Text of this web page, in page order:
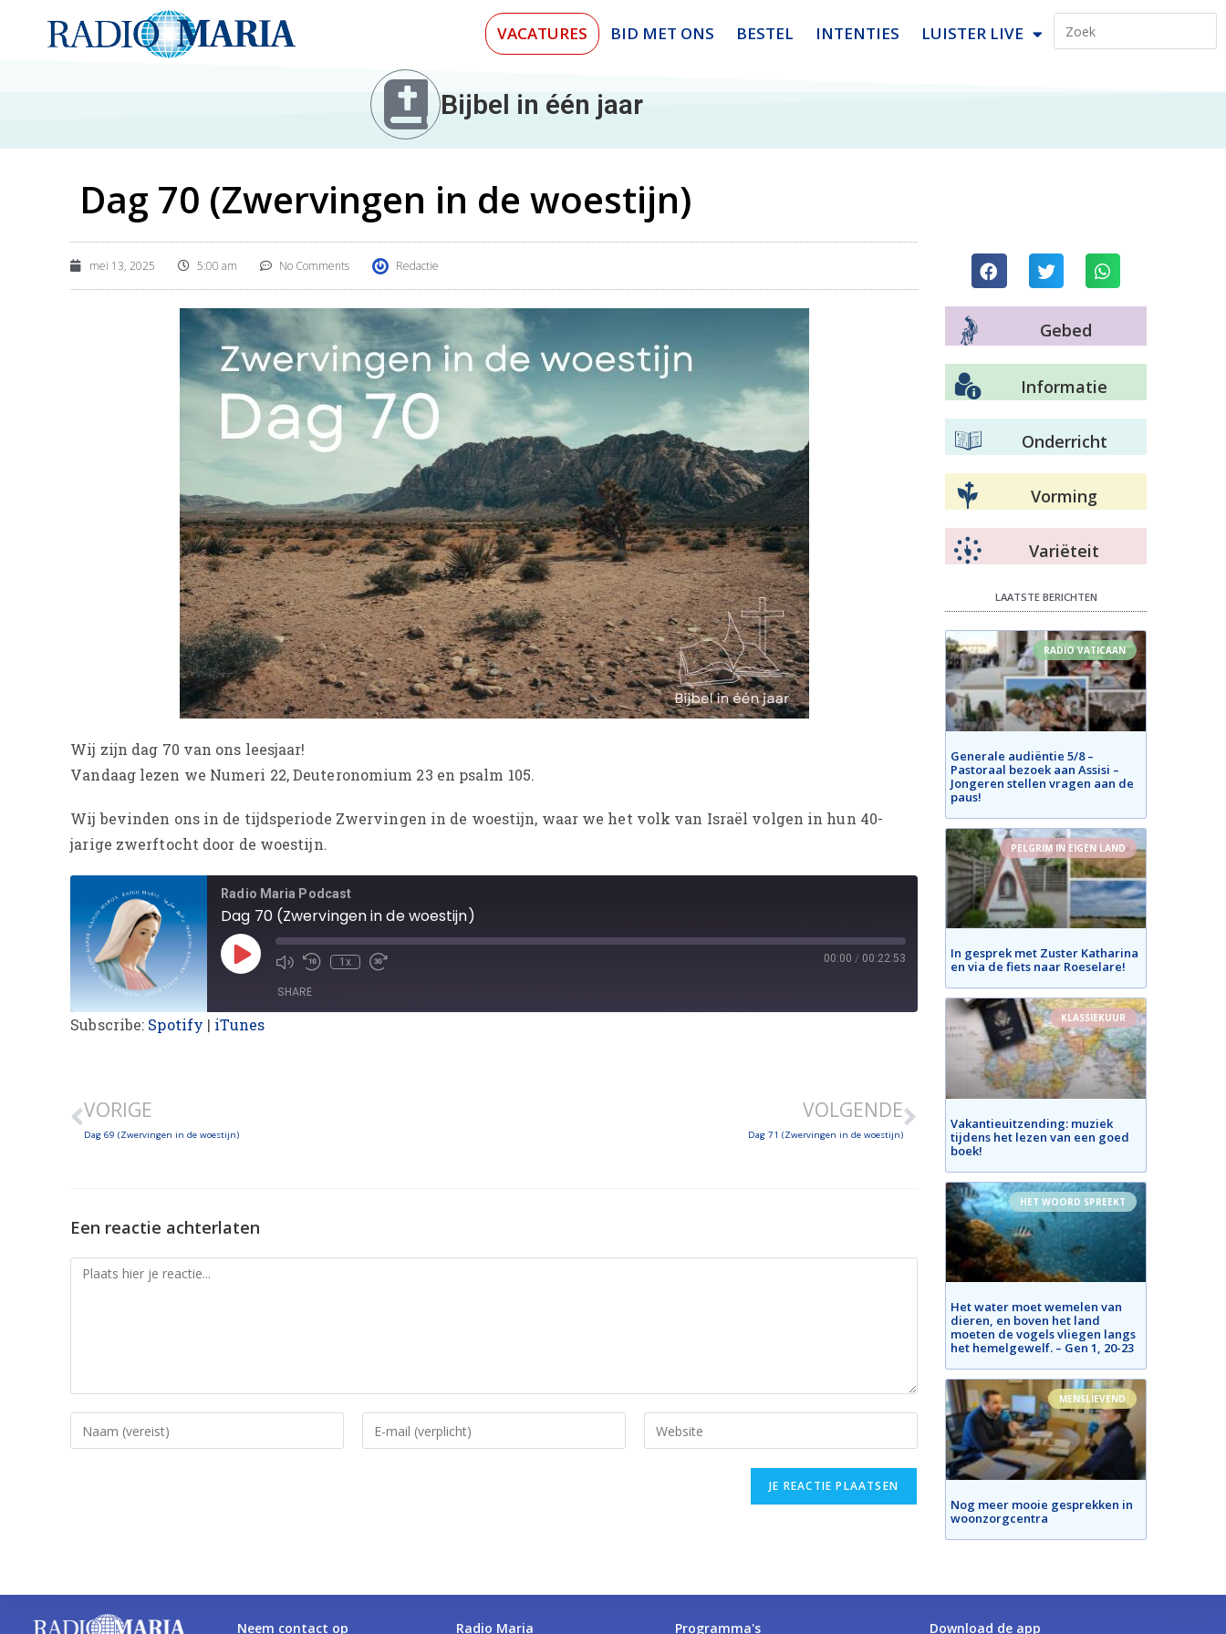
VACATURES BID MET ONS BESTEL INTENTIES LUISTER LIVE
Bijbel in één jaar
Dag 70 (Zwervingen in de woestijn)
mei 13, 2025 5:00 am No Comments Redactie
Wij zijn dag 70 van ons leesjaar!
Vandaag lezen we Numeri 22, Deuteronomium 23 en psalm 105.
Wij bevinden ons in de tijdsperiode Zwervingen in de woestijn, waar we het volk van Israël volgen in hun 40-
jarige zwerftocht door de woestijn.
Radio Maria Podcast
Dag 70 (Zwervingen in de woestijn)
1x 00:00 / 00:22:53
SHARE
Subscribe: Spotify | iTunes
VORIGE
Dag 69 (Zwervingen in de woestijn)
VOLGENDE
Dag 71 (Zwervingen in de woestijn)
Een reactie achterlaten
Gebed
Informatie
Onderricht
Vorming
Variëteit
LAATSTE BERICHTEN
RADIO VATICAAN
Generale audiëntie 5/8 –
Pastoraal bezoek aan Assisi –
Jongeren stellen vragen aan de
paus!
PELGRIM IN EIGEN LAND
In gesprek met Zuster Katharina
en via de fiets naar Roeselare!
KLASSIEKUUR
Vakantieuitzending: muziek
tijdens het lezen van een goed
boek!
HET WOORD SPREEKT
Het water moet wemelen van
dieren, en boven het land
moeten de vogels vliegen langs
het hemelgewelf. – Gen 1, 20-23
MENSLIEVEND
Nog meer mooie gesprekken in
woonzorgcentra
Neem contact op Radio Maria Programma's Download de app